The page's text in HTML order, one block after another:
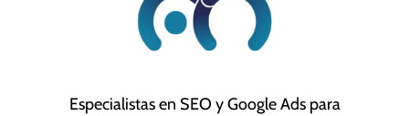
Especialistas en SEO y Google Ads para